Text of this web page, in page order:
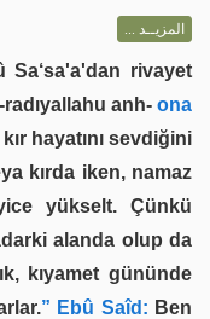
المزيــد ...
rivayet
anh- ona
hayatını sevdiğini
kırda iken, namaz
yükselt. Çünkü
alanda olup da
kıyamet gününde
” Ebû Saîd: Ben